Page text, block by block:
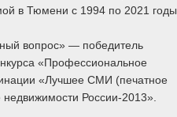
в Тюмени с 1994 по 2021 годы.
вопрос» — победитель
«Профессиональное
«Лучшее СМИ (печатное
России-2013».